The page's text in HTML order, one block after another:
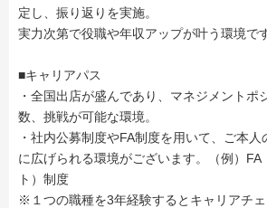
定し、振り返りを実施。
実力次第で役職や年収アップが叶う環境です
■キャリアパス
・全国出店が盛んであり、マネジメントポ
数、挑戦が可能な環境。
・社内公募制度やFA制度を用いて、ご本
に広げられる環境がございます。（例）FA
ト）制度
※１つの職種を3年経験するとキャリアチェ